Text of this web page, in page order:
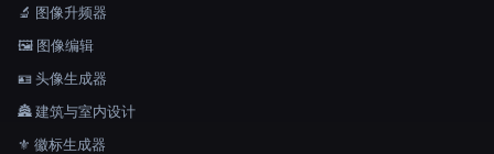
🔬 图像升频器
🖼️ 图像编辑
🪪 头像生成器
🏯 建筑与室内设计
⚜️ 徽标生成器